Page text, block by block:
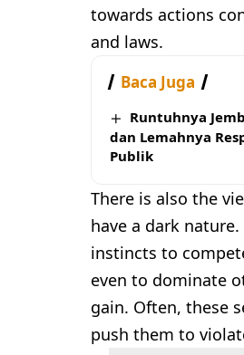
towards actions
and laws.
Baca Juga
Runtuhnya
dan Lemahnya
Publik
There is also the
have a dark
instincts to
even to dominate
gain. Often, these
push them to